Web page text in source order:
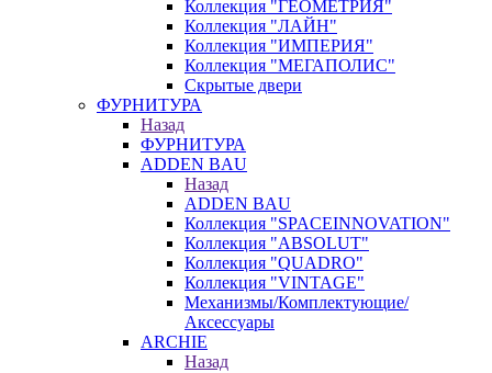
Коллекция "ГЕОМЕТРИЯ"
Коллекция "ЛАЙН"
Коллекция "ИМПЕРИЯ"
Коллекция "МЕГАПОЛИС"
Скрытые двери
ФУРНИТУРА
Назад
ФУРНИТУРА
ADDEN BAU
Назад
ADDEN BAU
Коллекция "SPACEINNOVATION"
Коллекция "ABSOLUT"
Коллекция "QUADRO"
Коллекция "VINTAGE"
Механизмы/Комплектующие/
Аксессуары
ARCHIE
Назад